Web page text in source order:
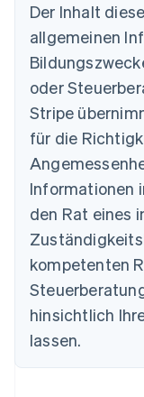
Der Inhalt
allgemeinen
oder
Stripe
für die
Informationen
den Rat eines
kompetenten
hinsichtlich
lassen.
Australien
English
Belgien
Brasilien
PortuguêsEnglish
Bulgarien
English
Dänemark
English
DeutschEnglish
Estland
English
Festlandchina
简体中文English
Finnland
Frankreich
FrançaisEnglish